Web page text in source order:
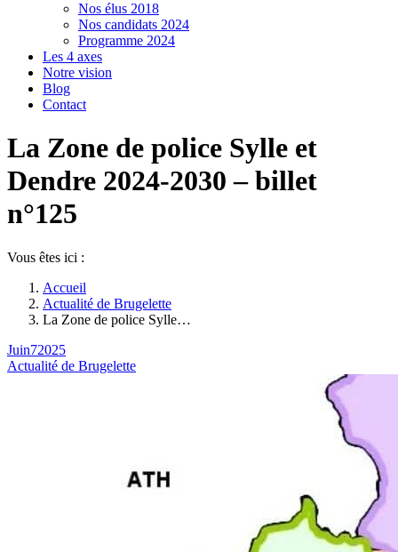
Nos élus 2018
Nos candidats 2024
Programme 2024
Les 4 axes
Notre vision
Blog
Contact
page
window
La Zone de police Sylle et
Dendre 2024-2030 – billet
n°125
Vous êtes ici :
Accueil
Actualité de Brugelette
La Zone de police Sylle…
Juin72025
Actualité de Brugelette